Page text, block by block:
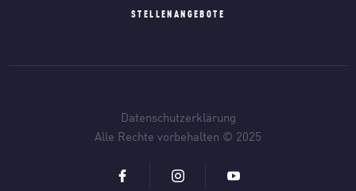
STELLENANGEBOTE
Datenschutzerklärung
Alle Rechte vorbehalten © 2025